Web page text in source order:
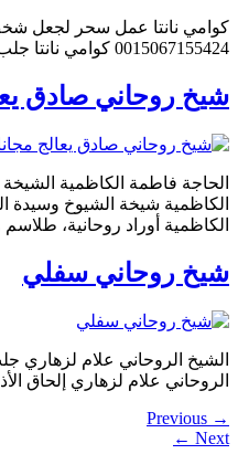
0015067155424 كوامي نانتا جلب المال بسرعة وتنزيل الاموال بالاستعانة بكل جنود ليلث 0015067155424 كوامي نانتا للسحر الأسود المظلم مستعينا بالقوى الشيطانية الخبيثة قوى الجوجو […]
شيخ روحاني صادق
الكاظمية أوراد روحانية، طلاسم والاقسام
شيخ روحاني سفلي
الروحاني علام لزهاري إلحاق الأذى الجسدي أو النفسي باستخدام الخدام
→
Next
←